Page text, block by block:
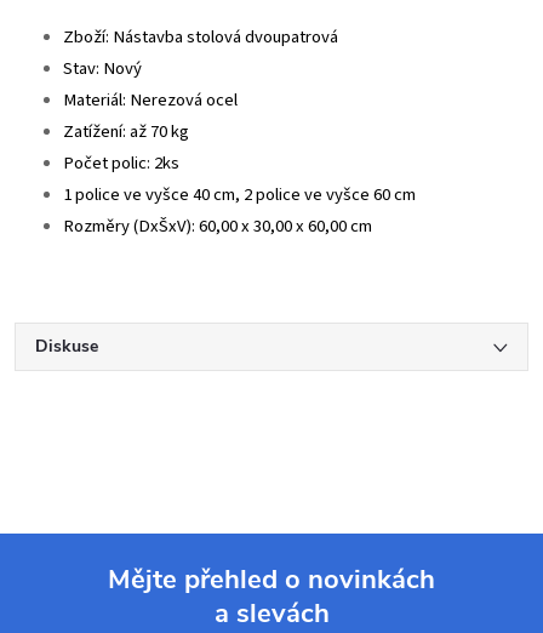
Zboží: Nástavba stolová dvoupatrová
Stav: Nový
Materiál: Nerezová ocel
Zatížení: až 70 kg
Počet polic: 2ks
1 police ve vyšce 40 cm, 2 police ve vyšce 60 cm
Rozměry (DxŠxV): 60,00 x 30,00 x 60,00 cm
Diskuse
Mějte přehled o novinkách
a slevách